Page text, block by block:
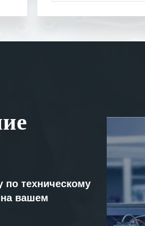
по техническому
вашем